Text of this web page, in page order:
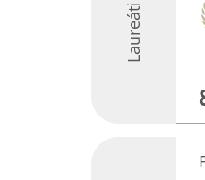
Laureáti